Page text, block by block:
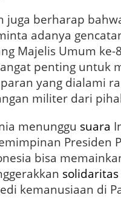
juga berharap
adanya
Majelis Umum
penting untuk
yang dialami
militer dari
menunggu suara
Presiden
bisa
solidaritas
kemanusiaan di